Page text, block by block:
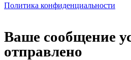
Политика конфиденциальности
Ваше сообщение
отправлено